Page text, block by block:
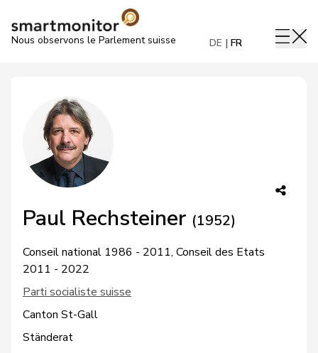
Nous observons le Parlement suisse DE FR
Paul Rechsteiner (1952)
Conseil national 1986 - 2011, Conseil des Etats
2011 - 2022
Parti socialiste suisse
Canton St-Gall
Ständerat